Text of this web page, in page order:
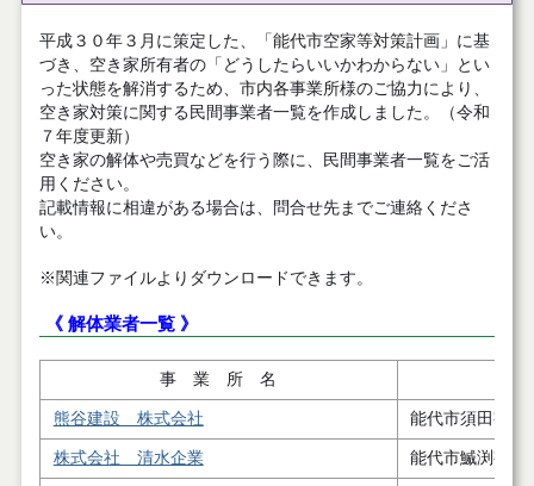
平成３０年３月に策定した、「能代市空家等対策計画」に基
づき、空き家所有者の「どうしたらいいかわからない」とい
った状態を解消するため、市内各事業所様のご協力により、
空き家対策に関する民間事業者一覧を作成しました。（令和
７年度更新）
空き家の解体や売買などを行う際に、民間事業者一覧をご活
用ください。
記載情報に相違がある場合は、問合せ先までご連絡くださ
い。
※関連ファイルよりダウンロードできます。
《 解体業者一覧 》
事 業 所 名
熊谷建設 株式会社 能代市須田字屋
株式会社 清水企業 能代市鰄渕字下